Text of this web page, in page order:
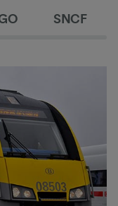
SNCF